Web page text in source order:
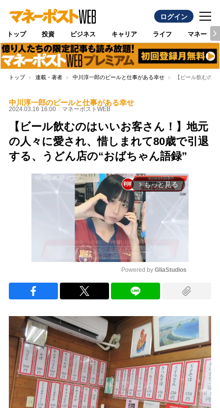
ログイン
トップ 投資 ビジネス キャリア ライフ マネー
トップ 連載・著者 中川淳一郎のビールと仕事がある幸せ 【ビール飲むの
中川淳一郎のビールと仕事がある幸せ
2024.03.16 16:00 マネーポストWEB
【ビール飲むのはいいお客さん！】地元
の人々に愛され、惜しまれて80歳で引退
する、うどん店の“おばちゃん語録”
arrow_forward_ios もっと見る
Powered by GliaStudios